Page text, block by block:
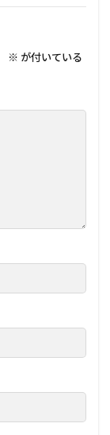
※ が付いている